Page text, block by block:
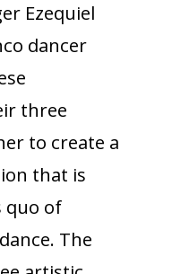
Ezequiel
dancer
three
to create a
that is
quo of
The